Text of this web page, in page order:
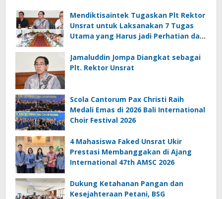
Mendiktisaintek Tugaskan Plt Rektor
Unsrat untuk Laksanakan 7 Tugas
Utama yang Harus jadi Perhatian dan
Jamaluddin Jompa Diangkat sebagai
Plt. Rektor Unsrat
Scola Cantorum Pax Christi Raih
Medali Emas di 2026 Bali International
Choir Festival 2026
4 Mahasiswa Faked Unsrat Ukir
Prestasi Membanggakan di Ajang
International 47th AMSC 2026
Dukung Ketahanan Pangan dan
Kesejahteraan Petani, BSG